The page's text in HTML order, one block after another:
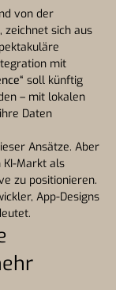
von der
, zeichnet sich aus
mit
soll künftig
– mit lokalen
Daten
Ansätze. Aber
Markt als
zu positionieren.
App-Designs